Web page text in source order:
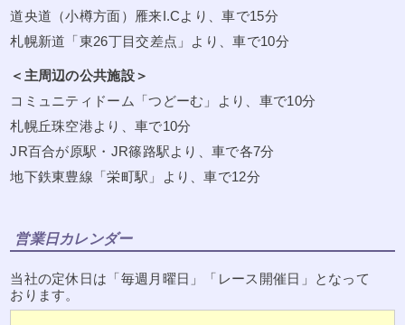
道央道（小樽方面）雁来I.Cより、車で15分
札幌新道「東26丁目交差点」より、車で10分
＜主周辺の公共施設＞
コミュニティドーム「つどーむ」より、車で10分
札幌丘珠空港より、車で10分
JR百合が原駅・JR篠路駅より、車で各7分
地下鉄東豊線「栄町駅」より、車で12分
営業日カレンダー
当社の定休日は「毎週月曜日」「レース開催日」となって
おります。